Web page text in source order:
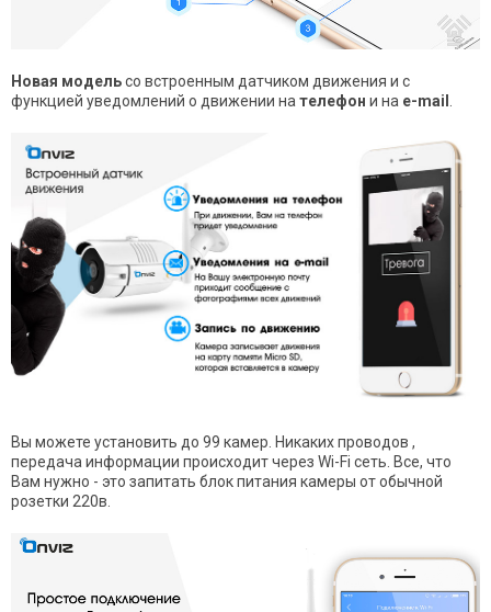
Новая модельсо встроенным датчиком движения и с
функцией уведомлений о движении на телефон и на e-mail
Вы можете установить до 99 камер. Никаких проводов ,
передача информации происходитчерез Wi-Fi сеть. Все, что
Вам нужно - это запитать блок питания камеры от обычной
розетки 220в.